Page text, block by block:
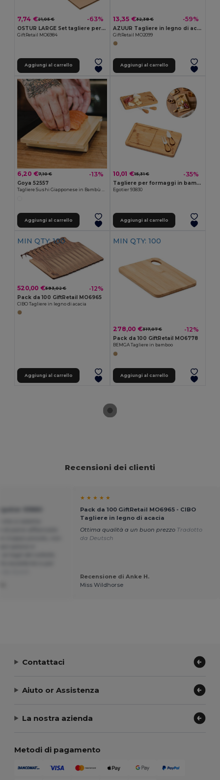
7,74 €21,05 € -63%
OSTUR LARGE Set tagliere per formaggi
GiftRetail MO6984
Aggiungi al carrello
13,35 €32,38 € -59%
AZUUR Tagliere in legno di acacia
GiftRetail MO2099
Aggiungi al carrello
6,20 €7,10 € -13%
Goya 52557
Tagliere Sushi Giapponese in Bambù NEVIS
Aggiungi al carrello
10,01 €15,31 € -35%
Tagliere per formaggi in bambù con due utensili in acciaio inossidabile
Egotier 93830
Aggiungi al carrello
MIN QTY: 100
520,00 €593,02 € -12%
Pack da 100 GiftRetail MO6965
CIBO Tagliere in legno di acacia
Aggiungi al carrello
MIN QTY: 100
278,00 €317,07 € -12%
Pack da 100 GiftRetail MO6778
BEMGA Tagliere in bamboo
Aggiungi al carrello
Recensioni dei clienti
★ ★ ★ ★ ★
Pack da 100 GiftRetail MO6965 - CIBO
Tagliere in legno di acacia
Ottima qualità a un buon prezzo Tradotto
da Deutsch
Recensione di Anke H.
Miss Wildhorse
Contattaci
Aiuto or Assistenza
La nostra azienda
Metodi di pagamento